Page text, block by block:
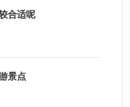
合适呢
景点